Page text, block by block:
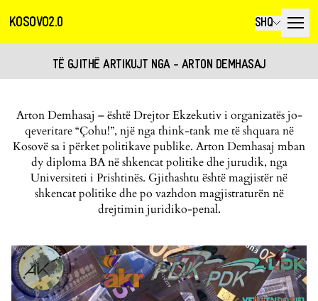
KOSOVO2.0 SHQ
TË GJITHË ARTIKUJT NGA - ARTON DEMHASAJ
Arton Demhasaj – është Drejtor Ekzekutiv i organizatës jo-
qeveritare “Çohu!”, një nga think-tank me të shquara në
Kosovë sa i përket politikave publike. Arton Demhasaj mban
dy diploma BA në shkencat politike dhe jurudik, nga
Universiteti i Prishtinës. Gjithashtu është magjistër në
shkencat politike dhe po vazhdon magjistraturën në
drejtimin juridiko-penal.